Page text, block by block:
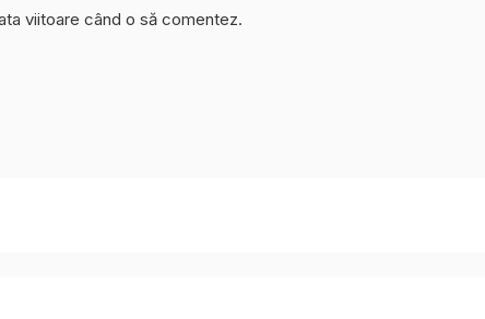
viitoare când o să comentez.